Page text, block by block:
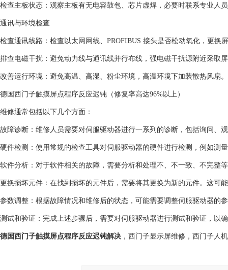
检查主板状态‌：观察主板有无电容鼓包、芯片虚焊，必要时联系专业人
通讯与环境检查
检查通讯线路‌：检查以太网网线、PROFIBUS 接头是否松动氧化，更换
排查电磁干扰‌：避免动力线与通讯线并行布线，强电磁干扰源附近采取
‌改善运行环境‌：避免高温、高湿、粉尘环境，高温环境下加装散热风扇。‌‌
德国西门子触摸屏点程序反应迟钝（修复率高达96%以上）
维修通常包括以下几个方面：
故障诊断：维修人员需要对伺服驱动器进行一系列的诊断，包括询问、
硬件检测：使用常规的检查工具对伺服驱动器的硬件进行检测，例如测
软件分析：对于软件相关的故障，需要分析和处理不、不一致、不完整
更换损坏元件：在找到损坏的元件后，需要将其更换为新的元件。这可
参数调整：根据故障情况和维修后的状态，可能需要调整伺服驱动器的
测试和验证：完成上述步骤后，需要对伺服驱动器进行测试和验证，以
德国西门子触摸屏点程序反应迟钝解决 ，西门子显示屏维修，西门子人